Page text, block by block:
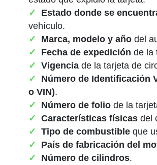
Estado donde se
vehículo.
Marca, modelo y año del
Fecha de expedición de la
Vigencia de la tarjeta de
Número de Identificación
o VIN).
Número de folio de la
Características físicas del
Tipo de combustible que
País de fabricación del
Número de cilindros.